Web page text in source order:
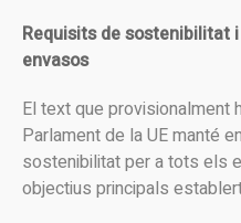
Requisits de sostenibilitat
envasos
El text que provisionalment
Parlament de la UE manté
sostenibilitat per a tots els
objectius principals